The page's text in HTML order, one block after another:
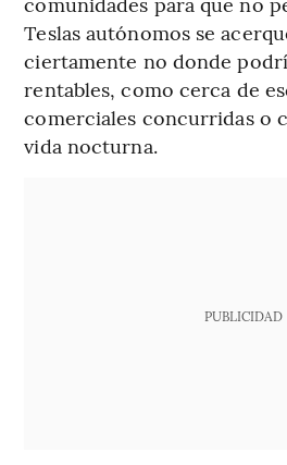
Teslas autónomos se
ciertamente no donde
rentables, como cerca de
comerciales concurridas o
vida nocturna.
PUBLICIDAD